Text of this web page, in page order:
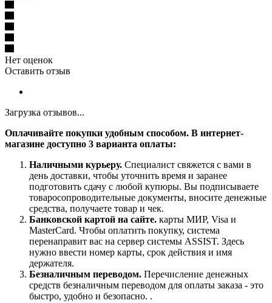
Нет оценок
Оставить отзыв
Загрузка отзывов...
Оплачивайте покупки удобным способом. В интернет-
магазине доступно 3 варианта оплаты:
Наличными курьеру. Специалист свяжется с вами в
день доставки, чтобы уточнить время и заранее
подготовить сдачу с любой купюры. Вы подписываете
товаросопроводительные документы, вносите денежные
средства, получаете товар и чек.
Банковской картой на сайте. карты МИР, Visa и
MasterCard. Чтобы оплатить покупку, система
перенаправит вас на сервер системы ASSIST. Здесь
нужно ввести номер карты, срок действия и имя
держателя.
Безналичным переводом. Перечисление денежных
средств безналичным переводом для оплаты заказа - это
быстро, удобно и безопасно. .